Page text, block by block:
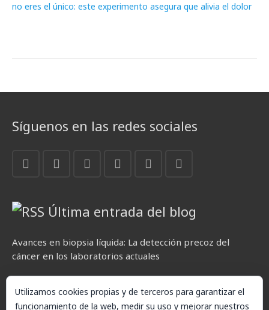
no eres el único: este experimento asegura que alivia el dolor
Síguenos en las redes sociales
Última entrada del blog
Avances en biopsia líquida: La detección precoz del
cáncer en los laboratorios actuales
Utilizamos cookies propias y de terceros para garantizar el
funcionamiento de la web, medir su uso y mejorar nuestros